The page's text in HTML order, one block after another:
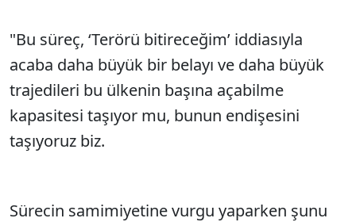
"Bu süreç, ‘Terörü bitireceğim’ iddiasıyla
acaba daha büyük bir belayı ve daha büyük
trajedileri bu ülkenin başına açabilme
kapasitesi taşıyor mu, bunun endişesini
taşıyoruz biz.
Sürecin samimiyetine vurgu yaparken şunu